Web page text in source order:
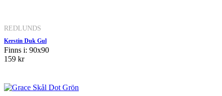
REDLUNDS
Kerstin Duk Gul
Finns i: 90x90
159 kr